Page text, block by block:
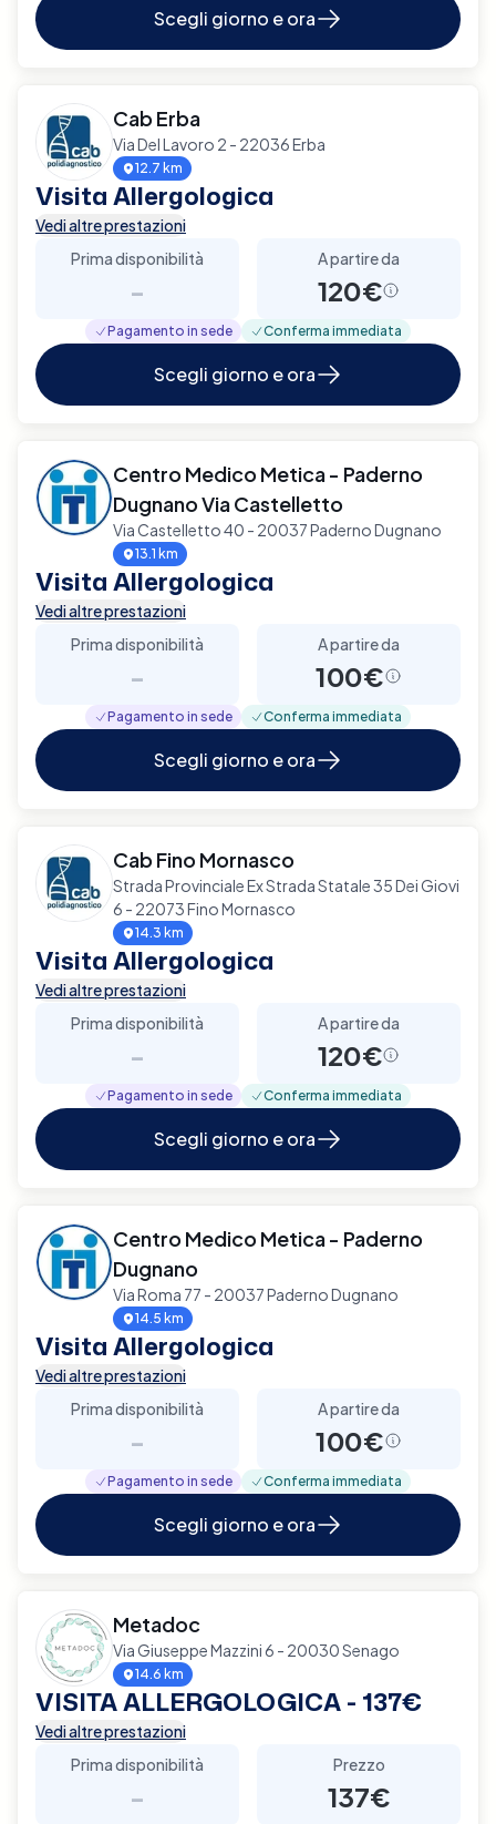
Scegli giorno e ora
Cab Erba
Via Del Lavoro 2 - 22036 Erba
12.7 km
Visita Allergologica
Vedi altre prestazioni
Prima disponibilità
-
A partire da
120€
Pagamento in sede Conferma immediata
Scegli giorno e ora
Centro Medico Metica - Paderno
Dugnano Via Castelletto
Via Castelletto 40 - 20037 Paderno Dugnano
13.1 km
Visita Allergologica
Vedi altre prestazioni
Prima disponibilità
-
A partire da
100€
Pagamento in sede Conferma immediata
Scegli giorno e ora
Cab Fino Mornasco
Strada Provinciale Ex Strada Statale 35 Dei Giovi
6 - 22073 Fino Mornasco
14.3 km
Visita Allergologica
Vedi altre prestazioni
Prima disponibilità
-
A partire da
120€
Pagamento in sede Conferma immediata
Scegli giorno e ora
Centro Medico Metica - Paderno
Dugnano
Via Roma 77 - 20037 Paderno Dugnano
14.5 km
Visita Allergologica
Vedi altre prestazioni
Prima disponibilità
-
A partire da
100€
Pagamento in sede Conferma immediata
Scegli giorno e ora
Metadoc
Via Giuseppe Mazzini 6 - 20030 Senago
14.6 km
VISITA ALLERGOLOGICA - 137€
Vedi altre prestazioni
Prima disponibilità
-
Prezzo
137€